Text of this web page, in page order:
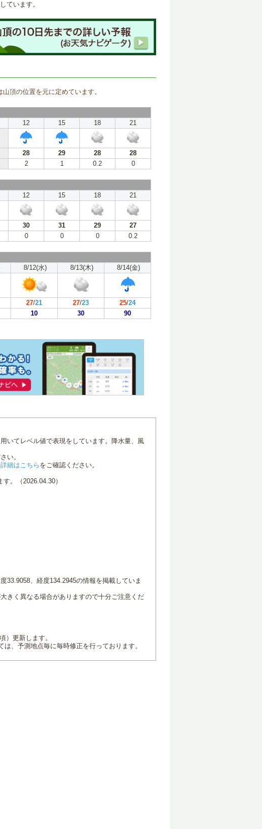
ています。
頂の位置を元に定めています。
12 15 18
21
28 29 28
28
2 1 0.2 0
12 15 18
21
30 31 29
27
0 0 0 0.2
8/12(水) 8/13(木) 8/14(金)
27/21 27/23 25/24
10 30 90
いてレベル値で表現をしています。降水量、風
い。
細はこちらをご確認ください。
。（2026.04.30）
33.9058、経度134.2945の情報を掲載していま
きく異なる場合がありますので十分ご注意くだ
）更新します。
、予測地点毎に毎時修正を行っております。